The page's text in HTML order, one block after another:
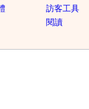
訪客工具
閱讀